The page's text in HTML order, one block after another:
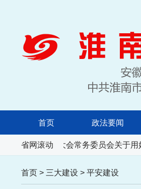
首页 政法要闻
省网滚动
徽省人民代表大会常务委员会关于用
首页 > 三大建设 > 平安建设